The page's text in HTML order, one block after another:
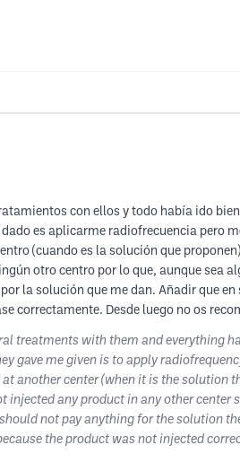
con ellos y todo había ido
es aplicarme radiofrecuencia pero
(cuando es la solución que
otro centro por lo que, aunque sea
la solución que me dan. Añadir que
correctamente. Desde luego no os
treatments with them and everything
gave me given is to apply
another center (when it is the solution
any product in any other
not pay anything for the solution
the product was not injected